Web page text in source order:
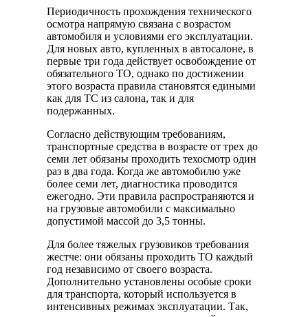
Периодичность прохождения технического
осмотра напрямую связана с возрастом
автомобиля и условиями его эксплуатации.
Для новых авто, купленных в автосалоне, в
первые три года действует освобождение от
обязательного ТО, однако по достижении
этого возраста правила становятся едиными
как для ТС из салона, так и для
подержанных.
Согласно действующим требованиям,
транспортные средства в возрасте от трех до
семи лет обязаны проходить техосмотр один
раз в два года. Когда же автомобилю уже
более семи лет, диагностика проводится
ежегодно. Эти правила распространяются и
на грузовые автомобили с максимально
допустимой массой до 3,5 тонны.
Для более тяжелых грузовиков требования
жестче: они обязаны проходить ТО каждый
год независимо от своего возраста.
Дополнительно установлены особые сроки
для транспорта, который используется в
интенсивных режимах эксплуатации. Так,